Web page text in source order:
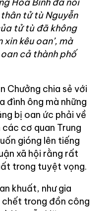
Hòa Bình đã nói
tử tù Nguyễn
tử tù đã không
kêu oan’, mà
cả thành phố
Chưởng chia sẻ với
đình ông mà những
bị oan ức phải về
cơ quan Trung
gióng lên tiếng
xã hội rằng rất
trong tuyệt vọng.
khuất, như gia
chết trong đồn công